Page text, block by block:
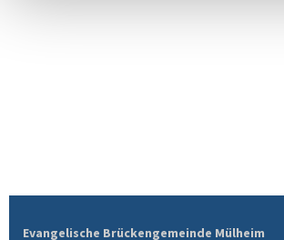
Evangelische Brückengemeinde Mülheim